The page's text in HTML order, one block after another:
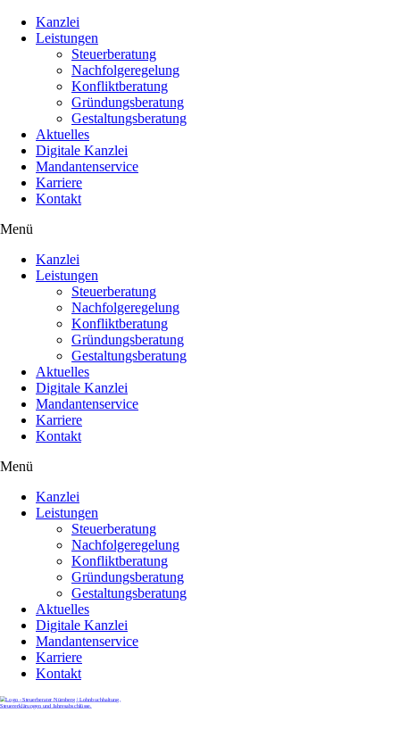
Kanzlei
Leistungen
Steuerberatung
Nachfolgeregelung
Konfliktberatung
Gründungsberatung
Gestaltungsberatung
Aktuelles
Digitale Kanzlei
Mandantenservice
Karriere
Kontakt
Menü
Kanzlei
Leistungen
Steuerberatung
Nachfolgeregelung
Konfliktberatung
Gründungsberatung
Gestaltungsberatung
Aktuelles
Digitale Kanzlei
Mandantenservice
Karriere
Kontakt
Menü
Kanzlei
Leistungen
Steuerberatung
Nachfolgeregelung
Konfliktberatung
Gründungsberatung
Gestaltungsberatung
Aktuelles
Digitale Kanzlei
Mandantenservice
Karriere
Kontakt